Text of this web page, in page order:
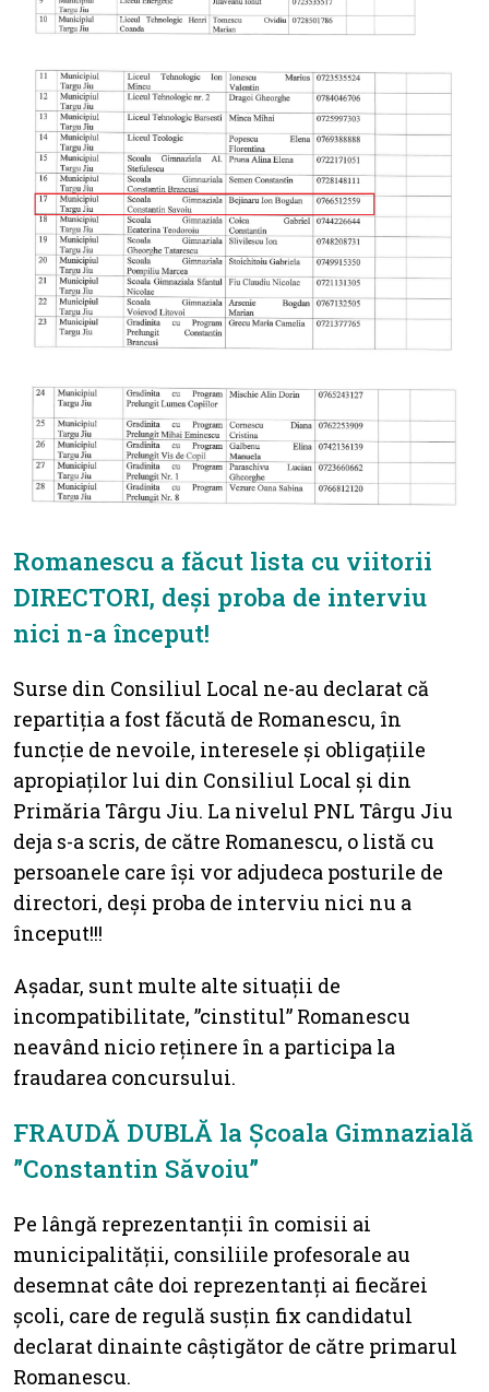
Romanescu a făcut lista cu viitorii
DIRECTORI, deși proba de interviu
nici n-a început!
Surse din Consiliul Local ne-au declarat că
repartiția a fost făcută de Romanescu, în
funcție de nevoile, interesele și obligațiile
apropiaților lui din Consiliul Local și din
Primăria Târgu Jiu. La nivelul PNL Târgu Jiu
deja s-a scris, de către Romanescu, o listă cu
persoanele care își vor adjudeca posturile de
directori, deși proba de interviu nici nu a
început!!!
Așadar, sunt multe alte situații de
incompatibilitate, ”cinstitul” Romanescu
neavând nicio reținere în a participa la
fraudarea concursului.
FRAUDĂ DUBLĂ la Școala Gimnazială
”Constantin Săvoiu”
Pe lângă reprezentanții în comisii ai
municipalității, consiliile profesorale au
desemnat câte doi reprezentanți ai fiecărei
școli, care de regulă susțin fix candidatul
declarat dinainte câștigător de către primarul
Romanescu.